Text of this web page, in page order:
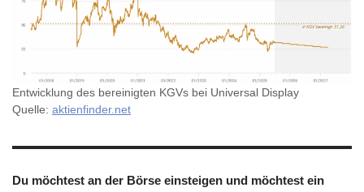
Entwicklung des bereinigten KGVs bei Universal Display
Quelle: aktienfinder.net
Du möchtest an der Börse einsteigen und möchtest ein